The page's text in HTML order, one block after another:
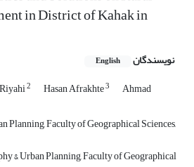
in District of Kahak in
نویسندگان English
2 Hasan Afrakhte3 Ahmad
Planning, Faculty of Geographical Sciences,
& Urban Planning, Faculty of Geographical